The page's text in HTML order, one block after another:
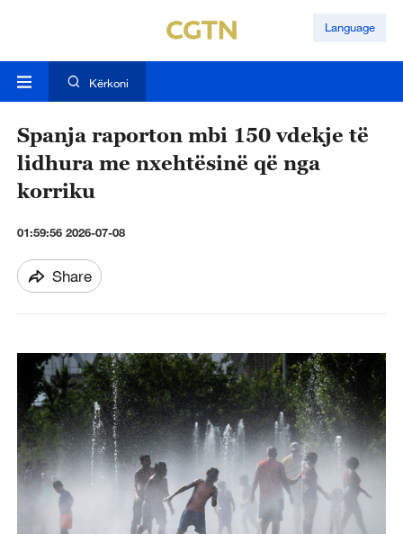
Language
Kërkoni
Spanja raporton mbi 150 vdekje të
lidhura me nxehtësinë që nga
korriku
01:59:56 2026-07-08
Share